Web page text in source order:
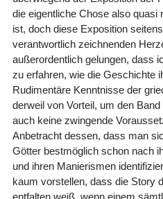
die eigentliche Chose also quasi
ist, doch diese Exposition
verantwortlich zeichnenden
außerordentlich gelungen, dass
zu erfahren, wie die Geschichte
Rudimentäre Kenntnisse der
derweil von Vorteil, um den
auch keine zwingende
Anbetracht dessen, dass man
Götter bestmöglich schon nach
und ihren Manierismen
kaum vorstellen, dass die Story
entfalten weiß, wenn einem